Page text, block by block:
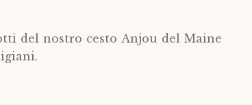
del nostro cesto Anjou del Maine